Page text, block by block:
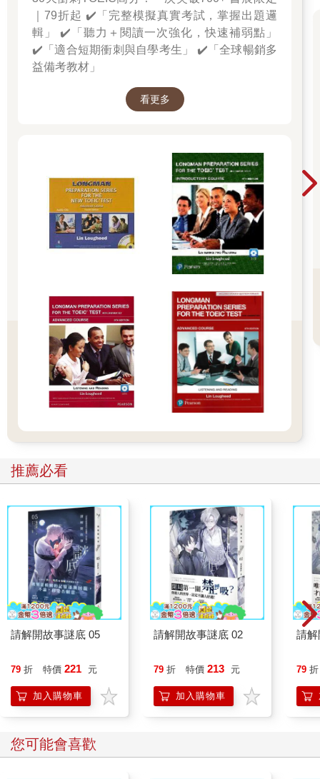
｜79折起 ✔️「完整模擬真實考試，掌握出題邏
輯」 ✔️「聽力＋閱讀一次強化，快速補弱點」
✔️「適合短期衝刺與自學考生」 ✔️「全球暢銷多
益備考教材」
看更多
推薦必看
請解開故事謎底 05
79 折 特價 221 元
加入購物車
請解開故事謎底 02
79 折 特價 213 元
加入購物車
請解
79 折
您可能會喜歡